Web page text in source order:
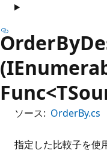
ソース: OrderBy.cs
指定した比較子を使